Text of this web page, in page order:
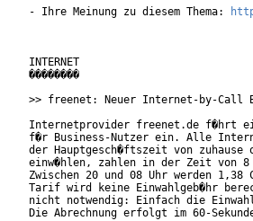
- Ihre Meinung zu diesem Thema:
INTERNET
��������
>> freenet: Neuer Internet-by-Call
Internetprovider freenet.de f�hrt
f�r Business-Nutzer ein. Alle
der Hauptgesch�ftszeit von
einw�hlen, zahlen in der Zeit von 8
Zwischen 20 und 08 Uhr werden
Tarif wird keine Einwahlgeb�hr
nicht notwendig: Einfach die
Die Abrechnung erfolgt im 60-